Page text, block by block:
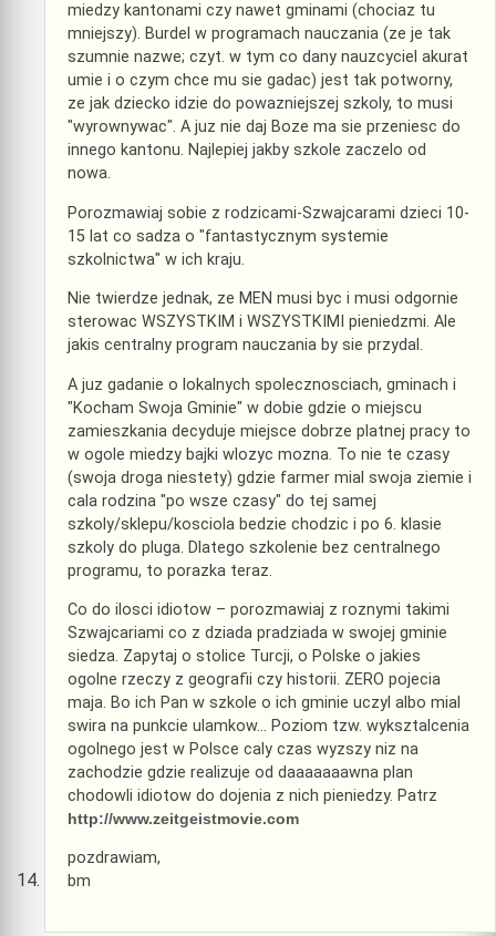
miedzy kantonami czy nawet gminami (chociaz tu
mniejszy). Burdel w programach nauczania (ze je tak
szumnie nazwe; czyt. w tym co dany nauzcyciel akurat
umie i o czym chce mu sie gadac) jest tak potworny,
ze jak dziecko idzie do powazniejszej szkoly, to musi
"wyrownywac". A juz nie daj Boze ma sie przeniesc do
innego kantonu. Najlepiej jakby szkole zaczelo od
nowa.
Porozmawiaj sobie z rodzicami-Szwajcarami dzieci 10-
15 lat co sadza o "fantastycznym systemie
szkolnictwa" w ich kraju.
Nie twierdze jednak, ze MEN musi byc i musi odgornie
sterowac WSZYSTKIM i WSZYSTKIMI pieniedzmi. Ale
jakis centralny program nauczania by sie przydal.
A juz gadanie o lokalnych spolecznosciach, gminach i
"Kocham Swoja Gminie" w dobie gdzie o miejscu
zamieszkania decyduje miejsce dobrze platnej pracy to
w ogole miedzy bajki wlozyc mozna. To nie te czasy
(swoja droga niestety) gdzie farmer mial swoja ziemie i
cala rodzina "po wsze czasy" do tej samej
szkoly/sklepu/kosciola bedzie chodzic i po 6. klasie
szkoly do pluga. Dlatego szkolenie bez centralnego
programu, to porazka teraz.
Co do ilosci idiotow – porozmawiaj z roznymi takimi
Szwajcariami co z dziada pradziada w swojej gminie
siedza. Zapytaj o stolice Turcji, o Polske o jakies
ogolne rzeczy z geografii czy historii. ZERO pojecia
maja. Bo ich Pan w szkole o ich gminie uczyl albo mial
swira na punkcie ulamkow… Poziom tzw. wyksztalcenia
ogolnego jest w Polsce caly czas wyzszy niz na
zachodzie gdzie realizuje od daaaaaaawna plan
chodowli idiotow do dojenia z nich pieniedzy. Patrz
http://www.zeitgeistmovie.com
pozdrawiam,
bm